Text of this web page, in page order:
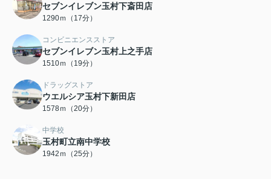
セブンイレブン玉村下斎田店
1290ｍ（17分）
コンビニエンスストア
セブンイレブン玉村上之手店
1510ｍ（19分）
ドラッグストア
ウエルシア玉村下新田店
1578ｍ（20分）
中学校
玉村町立南中学校
1942ｍ（25分）